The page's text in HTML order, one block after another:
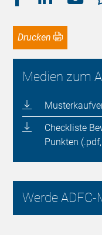
Drucken
Medien zum
Checkliste
Punkten
Werde ADFC-